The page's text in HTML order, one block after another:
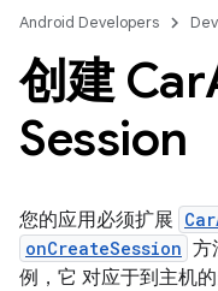
Android Developers
创建 Car
Session
您的应用必须扩展
onCreateSession 方
例，它 对应于到主机的